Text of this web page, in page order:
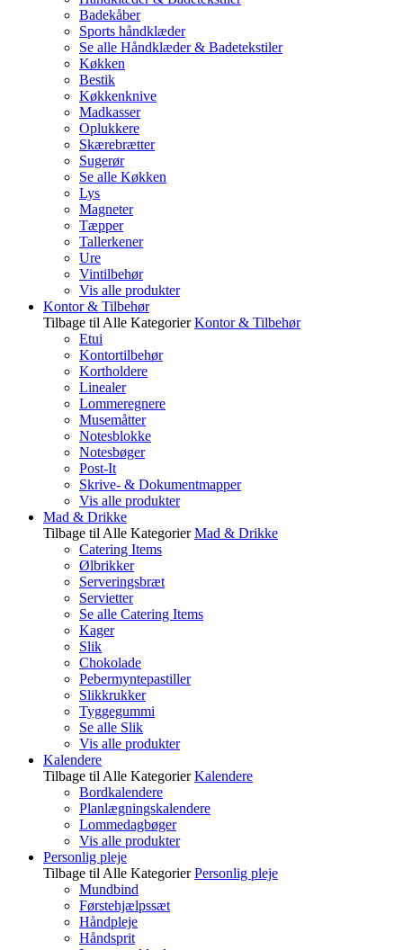
Badekåber
Sports håndklæder
Se alle Håndklæder & Badetekstiler
Køkken
Bestik
Køkkenknive
Madkasser
Oplukkere
Skærebrætter
Sugerør
Se alle Køkken
Lys
Magneter
Tæpper
Tallerkener
Ure
Vintilbehør
Vis alle produkter
Kontor & Tilbehør
Tilbage til Alle Kategorier Kontor & Tilbehør
Etui
Kontortilbehør
Kortholdere
Linealer
Lommeregnere
Musemåtter
Notesblokke
Notesbøger
Post-It
Skrive- & Dokumentmapper
Vis alle produkter
Mad & Drikke
Tilbage til Alle Kategorier Mad & Drikke
Catering Items
Ølbrikker
Serveringsbræt
Servietter
Se alle Catering Items
Kager
Slik
Chokolade
Pebermyntepastiller
Slikkrukker
Tyggegummi
Se alle Slik
Vis alle produkter
Kalendere
Tilbage til Alle Kategorier Kalendere
Bordkalendere
Planlægningskalendere
Lommedagbøger
Vis alle produkter
Personlig pleje
Tilbage til Alle Kategorier Personlig pleje
Mundbind
Førstehjælpssæt
Håndpleje
Håndsprit